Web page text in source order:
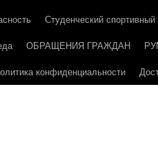
Студенческий спортивный
ОБРАЩЕНИЯ ГРАЖДАН
конфиденциальности